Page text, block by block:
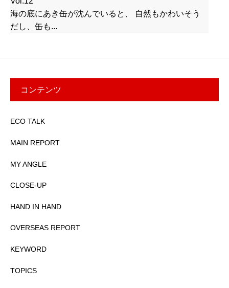
海の底にあき缶が沈んでいると、 自然もかわいそう
だし、缶も...
コンテンツ
ECO TALK
MAIN REPORT
MY ANGLE
CLOSE-UP
HAND IN HAND
OVERSEAS REPORT
KEYWORD
TOPICS